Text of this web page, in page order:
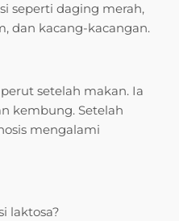
seperti daging merah,
dan kacang-kacangan.
setelah makan. Ia
kembung. Setelah
mengalami
laktosa?